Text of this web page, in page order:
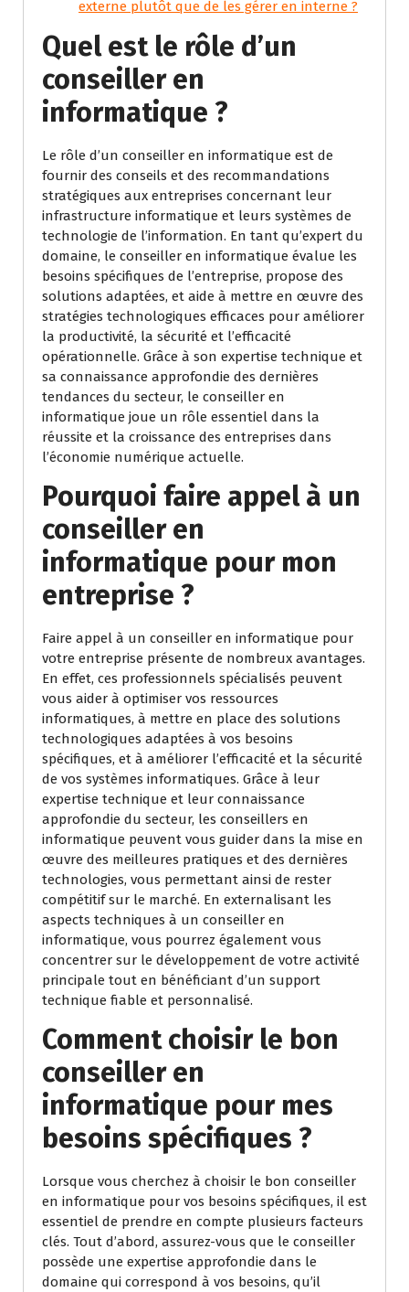
externe plutôt que de les gérer en interne ?
Quel est le rôle d’un
conseiller en
informatique ?
Le rôle d’un conseiller en informatique est de
fournir des conseils et des recommandations
stratégiques aux entreprises concernant leur
infrastructure informatique et leurs systèmes de
technologie de l’information. En tant qu’expert du
domaine, le conseiller en informatique évalue les
besoins spécifiques de l’entreprise, propose des
solutions adaptées, et aide à mettre en œuvre des
stratégies technologiques efficaces pour améliorer
la productivité, la sécurité et l’efficacité
opérationnelle. Grâce à son expertise technique et
sa connaissance approfondie des dernières
tendances du secteur, le conseiller en
informatique joue un rôle essentiel dans la
réussite et la croissance des entreprises dans
l’économie numérique actuelle.
Pourquoi faire appel à un
conseiller en
informatique pour mon
entreprise ?
Faire appel à un conseiller en informatique pour
votre entreprise présente de nombreux avantages.
En effet, ces professionnels spécialisés peuvent
vous aider à optimiser vos ressources
informatiques, à mettre en place des solutions
technologiques adaptées à vos besoins
spécifiques, et à améliorer l’efficacité et la sécurité
de vos systèmes informatiques. Grâce à leur
expertise technique et leur connaissance
approfondie du secteur, les conseillers en
informatique peuvent vous guider dans la mise en
œuvre des meilleures pratiques et des dernières
technologies, vous permettant ainsi de rester
compétitif sur le marché. En externalisant les
aspects techniques à un conseiller en
informatique, vous pourrez également vous
concentrer sur le développement de votre activité
principale tout en bénéficiant d’un support
technique fiable et personnalisé.
Comment choisir le bon
conseiller en
informatique pour mes
besoins spécifiques ?
Lorsque vous cherchez à choisir le bon conseiller
en informatique pour vos besoins spécifiques, il est
essentiel de prendre en compte plusieurs facteurs
clés. Tout d’abord, assurez-vous que le conseiller
possède une expertise approfondie dans le
domaine qui correspond à vos besoins, qu’il